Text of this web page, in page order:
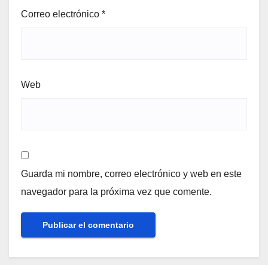
Correo electrónico *
Web
Guarda mi nombre, correo electrónico y web en este
navegador para la próxima vez que comente.